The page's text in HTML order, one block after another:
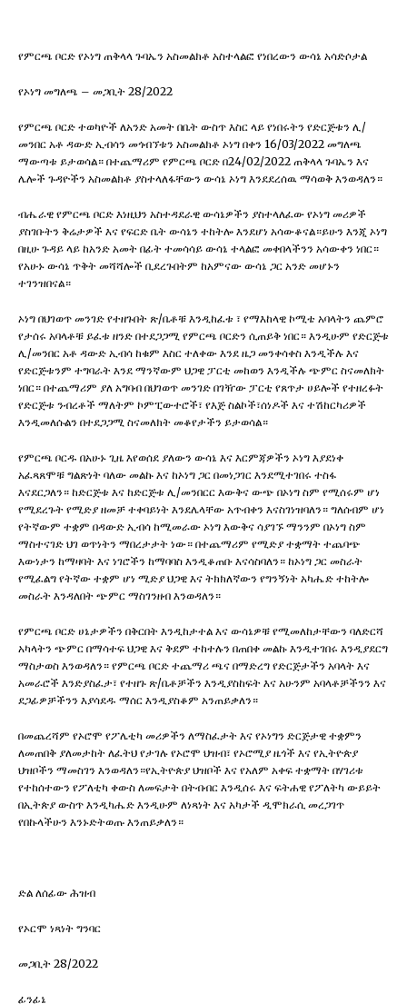
የምርጫ ቦርድ የኦነግ ጠቅላላ ጉባኤን አስመልክቶ አስተላልፎ የነበረውን ውሳኔ አሳድሶታል
የኦነግ መግለጫ – መጋቢት 28/2022
የምርጫ ቦርድ ተወካዮች ለአንድ አመት በቤት ውስጥ እስር ላይ የነበሩትን የድርጅቱን ሊ/
መንበር አቶ ዳውድ ኢብሳን መጎብኘቱን አስመልክቶ ኦነግ በቀን 16/03/2022 መግለጫ
ማውጣቱ ይታወሳል። በተጨማሪም የምርጫ ቦርድ በ24/02/2022 ጠቅላላ ጉባኤን እና
ሌሎች ጉዳዮችን አስመልክቶ ያስተላለፋቸውን ውሳኔ ኦነግ እንደደረሰዉ ማሳወቅ እንወዳለን።
ብሔራዊ የምርጫ ቦርድ እነዚህን አስተዳደራዊ ውሳኔዎችን ያስተላለፈው የኦነግ መሪዎች
ያስገቡትን ቅሬታዎች እና የፍርድ ቤት ውሳኔን ተከትሎ እንደሆነ አሳውቆናል።ይሁን እንጂ ኦነግ
በዚሁ ጉዳይ ላይ ከአንድ አመት በፊት ተመሳሳይ ውሳኔ ተላልፎ መቀበላችንን አሳውቀን ነበር።
የአሁኑ ውሳኔ ጥቅት መሻሻሎች ቢደረጉበትም ከአምናው ውሳኔ ጋር አንድ መሆኑን
ተገንዝበናል።
ኦነግ በህገወጥ መንገድ የተዘጉበት ጽ/ቤቶቹ እንዲከፈቱ ፣ የማእከላዊ ኮሚቴ አባላትን ጨምሮ
የታሰሩ አባላቶቹ ይፈቱ ዘንድ በተደጋጋሚ የምርጫ ቦርድን ሲጠይቅ ነበር። እንዲሁም የድርጅቱ
ሊ/መንበር አቶ ዳውድ ኢብሳ ከቁም እስር ተለቀው እንደ ዜጋ መንቀሳቀስ እንዲችሉ እና
የድርጅቱንም ተግባራት እንደ ማንኛውም ህጋዊ ፓርቲ መከወን እንዲችሉ ጭምር ስናመለክት
ነበር። በተጨማሪም ያለ አግባብ በህገወጥ መንገድ በገዥው ፓርቲ የጸጥታ ሀይሎች የተዘረፉት
የድርጅቱ ንብረቶች ማለትም ኮምፒውተሮች፣ የእጅ ስልኮች፣ሰነዶች እና ተሽከርካሪዎች
እንዲመለሱልን በተደጋጋሚ ስናመለክት መቆየታችን ይታወሳል።
የምርጫ ቦርዱ በአሁኑ ጊዜ እየወሰደ ያለውን ውሳኔ እና እርምጃዎችን ኦነግ እያደነቀ
አፈጻጸሞቹ ግልጽነት ባለው መልኩ እና ከኦነግ ጋር በመነጋገር እንደሚተገበሩ ተስፋ
እናደርጋለን። ከድርጅቱ እና ከድርጅቱ ሊ/መንበርር እውቅና ውጭ በኦነግ ስም የሚሰሩም ሆነ
የሚደረጉት የሚድያ ዘመቻ ተቀባይነት እንደሌላቸው አጥብቀን እናስገነዝባለን። ግለሰብም ሆነ
የትኛውም ተቋም በዳውድ ኢብሳ ከሚመራው ኦነግ እውቅና ሳያገኙ ማንንም በኦነግ ስም
ማስተናገድ ህገ ወጥነትን ማበረታታት ነው። በተጨማሪም የሚድያ ተቋማት ተጨባጭ
እውነታን ከማዛባት እና ነገሮችን ከማባባስ እንዲቆጠቡ እናሳስባለን። ከኦነግ ጋር መስራት
የሚፈልግ የትኛው ተቋም ሆነ ሚድያ ህጋዊ እና ትክክለኛውን የግንኝነት አካሔድ ተከትሎ
መስራት እንዳለበት ጭምር ማስገንዘብ እንወዳለን።
የምርጫ ቦርድ ሀኔታዎችን በቅርበት እንዲከታተል እና ውሳኔዎቹ የሚመለከታቸውን ባለድርሻ
አካላትን ጭምር በማሳተፍ ህጋዊ እና ቅደም ተከተሉን በጠበቀ መልኩ እንዲተገበሩ እንዲያደርግ
ማስታወስ እንወዳለን። የምርጫ ቦርድ ተጨማሪ ጫና በማድረግ የድርጅታችን አባላት እና
አመራሮች እንድያስፈታ፣ የተዘጉ ጽ/ቤቶቻችን እንዲያስከፍት እና አሁንም አባላቶቻችንን እና
ደጋፊዎቻችንን እያሳደዱ ማሰር እንዲያስቆም አንጠይቃለን።
በመጨረሻም የኦሮሞ የፖሌቲካ መሪዎችን ለማስፈታት እና የኦነግን ድርጅታዊ ተቋምን
ለመጠበቅ ያለመታከት ለፈትህ የታገሉ የኦሮሞ ህዝብ፣ የኦሮሚያ ዜጎች እና የኢትዮጵያ
ህዝቦችን ማመስገን እንወዳለን።የኢትዮጵያ ህዝቦች እና የአለም አቀፍ ተቋማት በሃገሪቱ
የተከሰተውን የፖለቲካ ቀውስ ለመፍታት በትብብር እንዲሰሩ እና ፍትሐዊ የፖለትካ ውይይት
በኢትጵያ ውስጥ እንዲካሔድ እንዲሁም ለነጻነት እና አካታች ዲሞክራሲ መረጋገጥ
የበኩላችሁን እንኑድትወጡ እንጠይቃለን።
ድል ለሰፊው ሕዝብ
የኦርሞ ነጻነት ግንባር
መጋቢት 28/2022
ፊንፊኔ